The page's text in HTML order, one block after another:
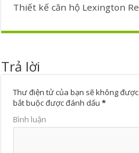
Thiết kế căn hộ Lexington
Trả lời
Thư điện tử của bạn sẽ không
bắt buộc được đánh dấu*
Bình luận